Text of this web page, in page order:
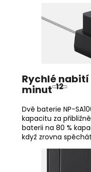
Rychlé nabití
minut 12
Dvě baterie NP-
kapacitu za přibližně
baterii na 80 %
když zrovna